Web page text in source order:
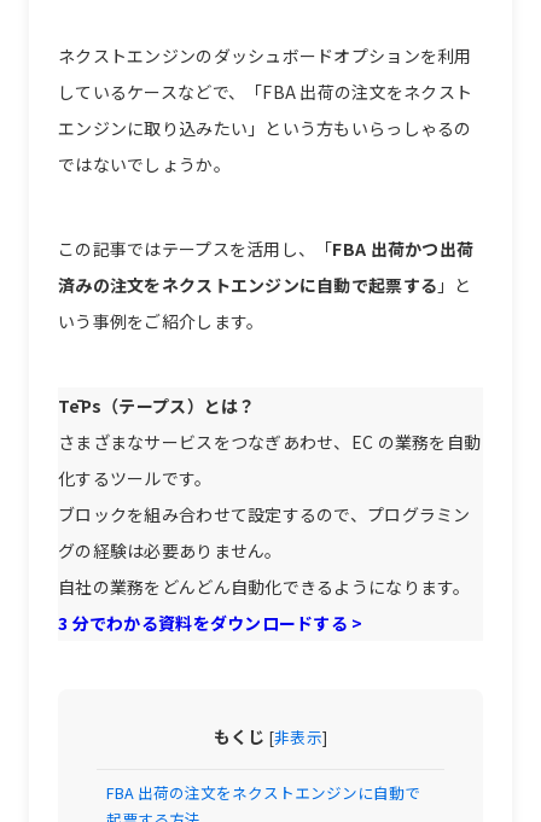
ネクストエンジンのダッシュボードオプションを利用
しているケースなどで、「FBA 出荷の注文をネクスト
エンジンに取り込みたい」という方もいらっしゃるの
ではないでしょうか。
この記事ではテープスを活用し、「FBA 出荷かつ出荷
済みの注文をネクストエンジンに自動で起票する 」と
いう事例をご紹介します。
TēPs（テープス）とは？
さまざまなサービスをつなぎあわせ、EC の業務を自動
化するツールです。
ブロックを組み合わせて設定するので、プログラミン
グの経験は必要ありません。
自社の業務をどんどん自動化できるようになります。
3 分でわかる資料をダウンロードする >
もくじ [非表示]
FBA 出荷の注文をネクストエンジンに自動で